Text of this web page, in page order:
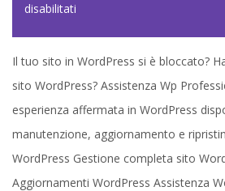
disabilitati
WordPress
Professionale
–
Bologna
Il tuo sito in WordPress si è bloccato?
sito WordPress? Assistenza Wp
esperienza affermata in WordPress
manutenzione, aggiornamento e
WordPress Gestione completa sito
Aggiornamenti WordPress Assistenza